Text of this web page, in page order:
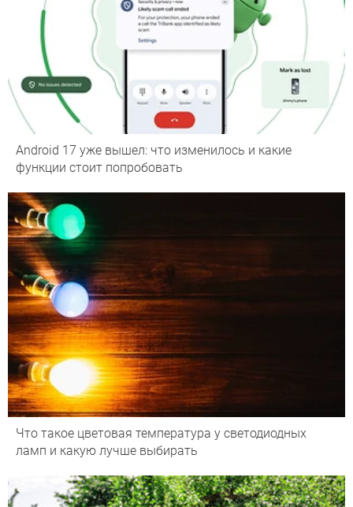
Android 17 уже вышел: что изменилось и какие
функции стоит попробовать
Что такое цветовая температура у светодиодных
ламп и какую лучше выбирать